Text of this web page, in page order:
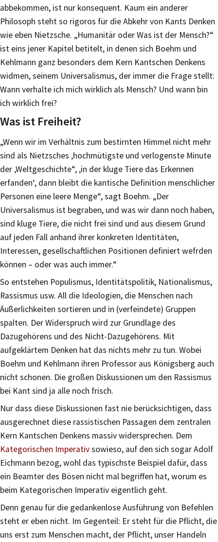
abbekommen, ist nur konsequent. Kaum ein anderer
Philosoph steht so rigoros für die Abkehr von Kants Denken
wie eben Nietzsche. „Humanitär oder Was ist der Mensch?“
ist eins jener Kapitel betitelt, in denen sich Boehm und
Kehlmann ganz besonders dem Kern Kantschen Denkens
widmen, seinem Universalismus, der immer die Frage stellt:
Wann verhalte ich mich wirklich als Mensch? Und wann bin
ich wirklich frei?
Was ist Freiheit?
„Wenn wir im Verhältnis zum bestirnten Himmel nicht mehr
sind als Nietzsches ‚hochmütigste und verlogenste Minute
der ‚Weltgeschichte“, ‚in der kluge Tiere das Erkennen
erfanden‘, dann bleibt die kantische Definition menschlicher
Personen eine leere Menge“, sagt Boehm. „Der
Universalismus ist begraben, und was wir dann noch haben,
sind kluge Tiere, die nicht frei sind und aus diesem Grund
auf jeden Fall anhand ihrer konkreten Identitäten,
Interessen, gesellschaftlichen Positionen definiert wefrden
können – oder was auch immer.“
So entstehen Populismus, Identitätspolitik, Nationalismus,
Rassismus usw. All die Ideologien, die Menschen nach
Äußerlichkeiten sortieren und in (verfeindete) Gruppen
spalten. Der Widerspruch wird zur Grundlage des
Dazugehörens und des Nicht-Dazugehörens. Mit
aufgeklärtem Denken hat das nichts mehr zu tun. Wobei
Boehm und Kehlmann ihren Professor aus Königsberg auch
nicht schonen. Die großen Diskussionen um den Rassismus
bei Kant sind ja alle noch frisch.
Nur dass diese Diskussionen fast nie berücksichtigen, dass
ausgerechnet diese rassistischen Passagen dem zentralen
Kern Kantschen Denkens massiv widersprechen. Dem
Kategorischen Imperativsowieso, auf den sich sogar Adolf
Eichmann bezog, wohl das typischste Beispiel dafür, dass
ein Beamter des Bösen nicht mal begriffen hat, worum es
beim Kategorischen Imperativ eigentlich geht.
Denn genau für die gedankenlose Ausführung von Befehlen
steht er eben nicht. Im Gegenteil: Er steht für die Pflicht, die
uns erst zum Menschen macht, der Pflicht, unser Handeln